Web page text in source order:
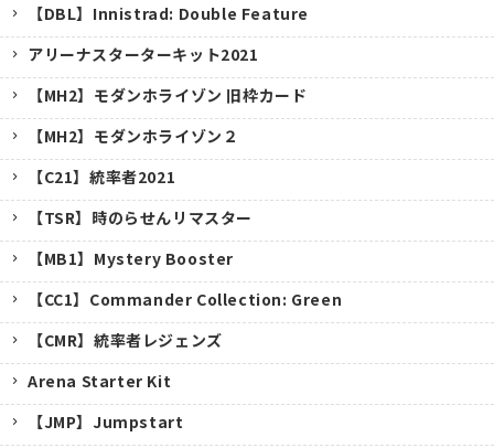
【DBL】Innistrad: Double Feature
アリーナスターターキット2021
【MH2】モダンホライゾン 旧枠カード
【MH2】モダンホライゾン２
【C21】統率者2021
【TSR】時のらせんリマスター
【MB1】Mystery Booster
【CC1】Commander Collection: Green
【CMR】統率者レジェンズ
Arena Starter Kit
【JMP】Jumpstart